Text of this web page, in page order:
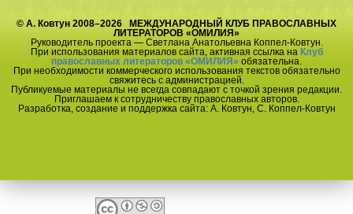
© А. Ковтун 2008–2026 МЕЖДУНАРОДНЫЙ КЛУБ ПРАВОСЛАВНЫХ
ЛИТЕРАТОРОВ «ОМИЛИЯ»
Руководитель проекта — Светлана Анатольевна Коппел-Ковтун.
При использования материалов сайта, активная ссылка на Клуб
православных литераторов «ОМИЛИЯ» обязательна.
При необходимости коммерческого использования текстов обязательно
свяжитесь с администрацией.
Публикуемые материалы не всегда совпадают с точкой зрения редакции.
Приглашаем к сотрудничеству православных авторов.
Разработка, создание и поддержка сайта: А. Ковтун, С. Коппел-Ковтун